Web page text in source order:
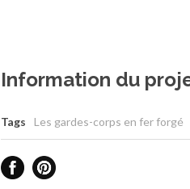
Information du
Tags Les gardes-corps en fer forgé